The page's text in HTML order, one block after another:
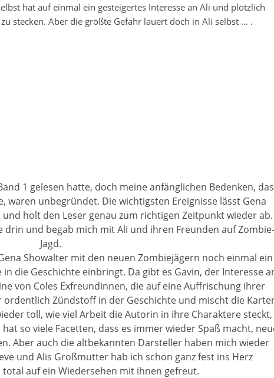
hat auf einmal ein gesteigertes Interesse an Ali und plötzlich
stecken. Aber die größte Gefahr lauert doch in Ali selbst … .
1 gelesen hatte, doch meine anfänglichen Bedenken,
waren unbegründet. Die wichtigsten Ereignisse lässt Gena
holt den Leser genau zum richtigen Zeitpunkt wieder ab.
und begab mich mit Ali und ihren Freunden auf Zombie-
Jagd.
Showalter mit den neuen Zombiejägern noch einmal ein
die Geschichte einbringt. Da gibt es Gavin, der Interesse
von Coles Exfreundinnen, die auf eine Auffrischung ihrer
Zündstoff in der Geschichte und mischt die
toll, wie viel Arbeit die Autorin in ihre Charaktere steckt,
so viele Facetten, dass es immer wieder Spaß macht,
Aber auch die altbekannten Darsteller haben mich wieder
und Alis Großmutter hab ich schon ganz fest ins Herz
auf ein Wiedersehen mit ihnen gefreut.